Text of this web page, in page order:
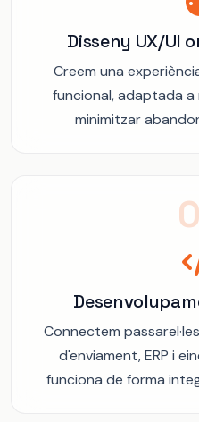
Disseny UX/UI
Creem una
funcional, adaptada
minimitzar
Connectem
d'enviament, ERP i
funciona de forma